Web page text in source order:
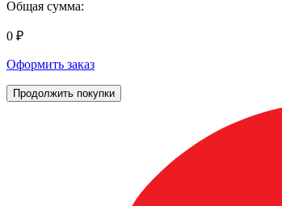
Общая сумма:
0 ₽
Оформить заказ
Продолжить покупки